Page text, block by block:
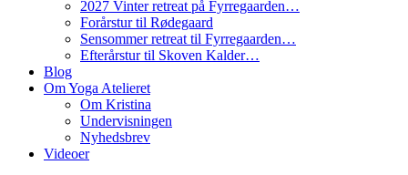
2027 Vinter retreat på Fyrregaarden…
Forårstur til Rødegaard
Sensommer retreat til Fyrregaarden…
Efterårstur til Skoven Kalder…
Blog
Om Yoga Atelieret
Om Kristina
Undervisningen
Nyhedsbrev
Videoer